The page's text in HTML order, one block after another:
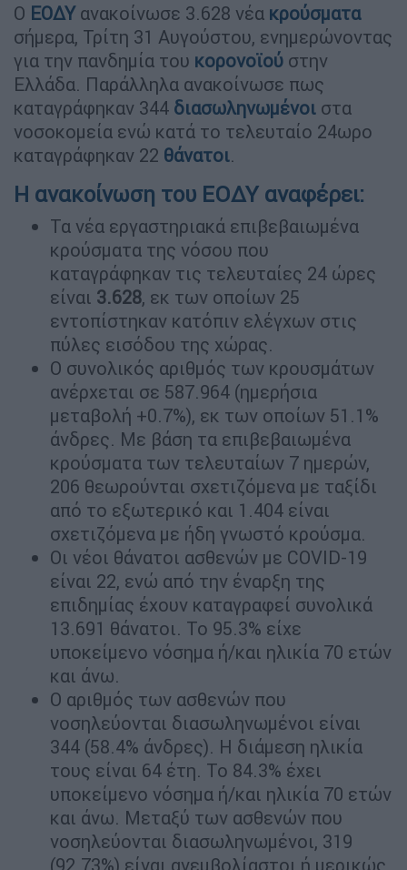
Ο ΕΟΔΥ ανακοίνωσε 3.628 νέα κρούσματα
σήμερα, Τρίτη 31 Αυγούστου, ενημερώνοντας
για την πανδημία του κορονοϊού στην
Ελλάδα. Παράλληλα ανακοίνωσε πως
καταγράφηκαν 344 διασωληνωμένοι στα
νοσοκομεία ενώ κατά το τελευταίο 24ωρο
καταγράφηκαν 22 θάνατοι.
Η ανακοίνωση του ΕΟΔΥ αναφέρει:
Τα νέα εργαστηριακά επιβεβαιωμένα
κρούσματα της νόσου που
καταγράφηκαν τις τελευταίες 24 ώρες
είναι 3.628, εκ των οποίων 25
εντοπίστηκαν κατόπιν ελέγχων στις
πύλες εισόδου της χώρας.
Ο συνολικός αριθμός των κρουσμάτων
ανέρχεται σε 587.964 (ημερήσια
μεταβολή +0.7%), εκ των οποίων 51.1%
άνδρες. Με βάση τα επιβεβαιωμένα
κρούσματα των τελευταίων 7 ημερών,
206 θεωρούνται σχετιζόμενα με ταξίδι
από το εξωτερικό και 1.404 είναι
σχετιζόμενα με ήδη γνωστό κρούσμα.
Οι νέοι θάνατοι ασθενών με COVID-19
είναι 22, ενώ από την έναρξη της
επιδημίας έχουν καταγραφεί συνολικά
13.691 θάνατοι. Το 95.3% είχε
υποκείμενο νόσημα ή/και ηλικία 70 ετών
και άνω.
Ο αριθμός των ασθενών που
νοσηλεύονται διασωληνωμένοι είναι
344 (58.4% άνδρες). Η διάμεση ηλικία
τους είναι 64 έτη. To 84.3% έχει
υποκείμενο νόσημα ή/και ηλικία 70 ετών
και άνω. Μεταξύ των ασθενών που
νοσηλεύονται διασωληνωμένοι, 319
(92.73%) είναι ανεμβολίαστοι ή μερικώς